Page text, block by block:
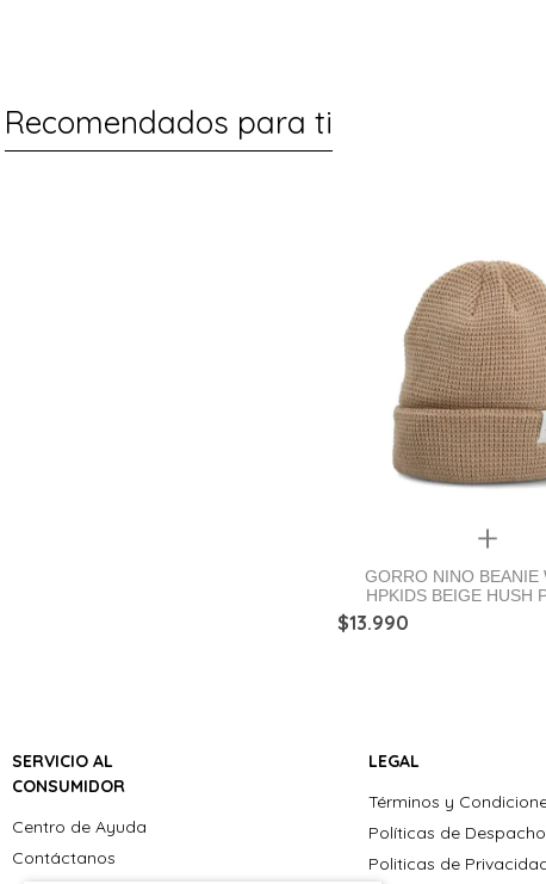
Recomendados para ti
Quickview
GORRO NINO BEANIE
HPKIDS BEIGE HUSH
$13.990
SERVICIO AL
CONSUMIDOR
Centro de Ayuda
Contáctanos
LEGAL
Términos y
Políticas de Despacho
Politicas de